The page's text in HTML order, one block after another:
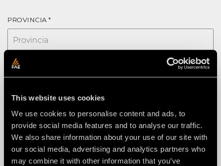
This website uses cookies
We use cookies to personalise content and ads, to
provide social media features and to analyse our traffic.
We also share information about your use of our site with
our social media, advertising and analytics partners who
may combine it with other information that you’ve
PROVINCIA *
CIUDAD *